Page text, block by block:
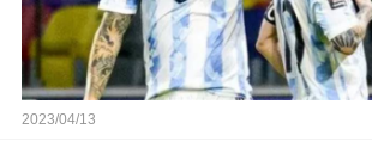
2023/04/13